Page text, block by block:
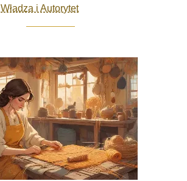
Władza i Autorytet